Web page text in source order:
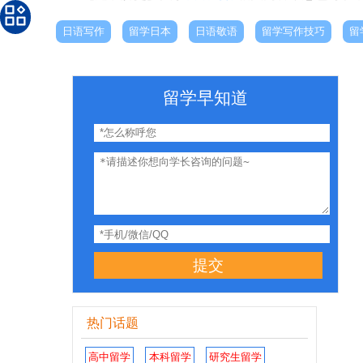
日语写作 留学日本 日语敬语 留学写作技巧 留
留学早知道
提交
热门话题
高中留学 本科留学 研究生留学